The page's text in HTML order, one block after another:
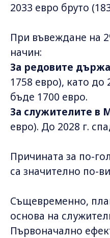
2033 евро бруто
При въвеждане на
начин:
За редовите
1758 евро), като до
бъде 1700 евро.
За служителите в
евро). До 2028 г.
Причината за по-
са значително по-
Същевременно,
основа на
Първоначално